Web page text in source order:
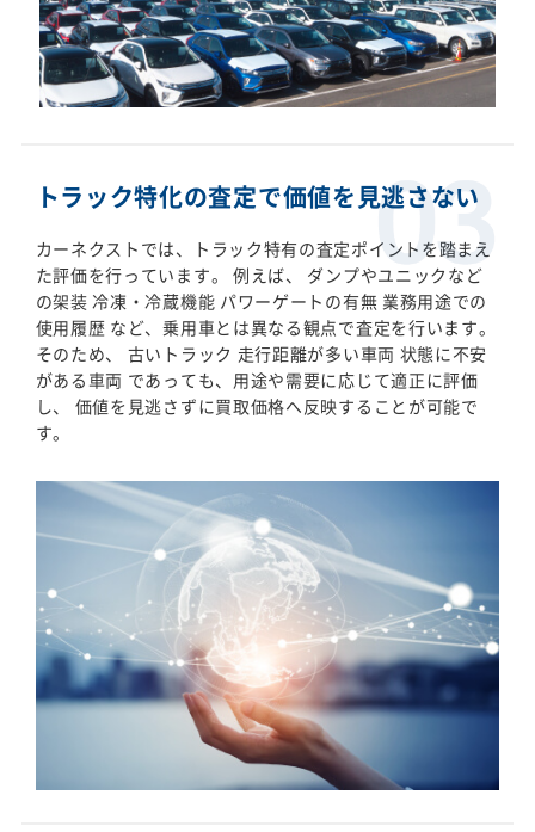
トラック特化の査定で価値を見逃さない
カーネクストでは、トラック特有の査定ポイントを踏まえ
た評価を行っています。 例えば、 ダンプやユニックなど
の架装 冷凍・冷蔵機能 パワーゲートの有無 業務用途での
使用履歴 など、乗用車とは異なる観点で査定を行います。
そのため、 古いトラック 走行距離が多い車両 状態に不安
がある車両 であっても、用途や需要に応じて適正に評価
し、 価値を見逃さずに買取価格へ反映することが可能で
す。